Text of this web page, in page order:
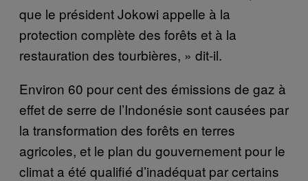
que le président Jokowi appelle à la
protection complète des forêts et à la
restauration des tourbières, » dit-il.
Environ 60 pour cent des émissions de gaz à
effet de serre de l’Indonésie sont causées par
la transformation des forêts en terres
agricoles, et le plan du gouvernement pour le
climat a été qualifié d’inadéquat par certains